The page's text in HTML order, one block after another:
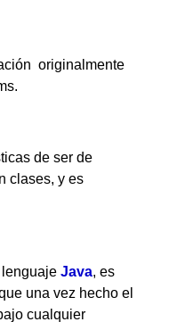
originalmente
de ser de
clases, y es
Java, es
una vez hecho el
cualquier